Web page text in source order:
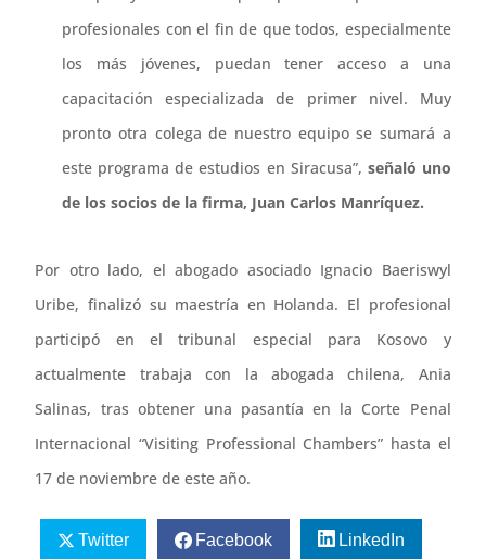
profesionales con el fin de que todos, especialmente
los más jóvenes, puedan tener acceso a una
capacitación especializada de primer nivel. Muy
pronto otra colega de nuestro equipo se sumará a
este programa de estudios en Siracusa”, señaló uno
de los socios de la firma, Juan Carlos Manríquez.
Por otro lado, el abogado asociado Ignacio Baeriswyl
Uribe, finalizó su maestría en Holanda. El profesional
participó en el tribunal especial para Kosovo y
actualmente trabaja con la abogada chilena, Ania
Salinas, tras obtener una pasantía en la Corte Penal
Internacional “Visiting Professional Chambers” hasta el
17 de noviembre de este año.
Twitter Facebook LinkedIn